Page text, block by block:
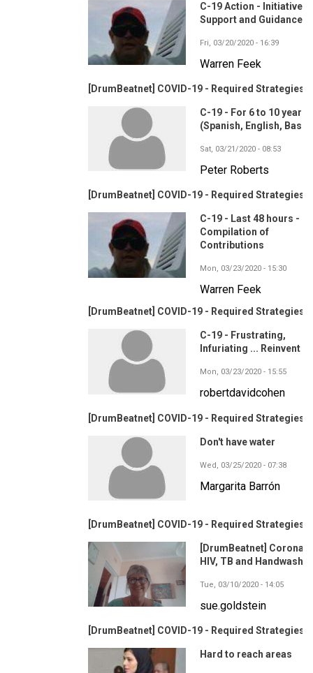
C-19 Action - Initiatives,
Support and Guidance
Fri, 03/20/2020 - 16:39
Warren Feek
[DrumBeatnet] COVID-19 - Required Strategies?
C-19 - For 6 to 10 year
(Spanish, English,
Sat, 03/21/2020 - 08:53
Peter Roberts
[DrumBeatnet] COVID-19 - Required Strategies?
C-19 - Last 48 hours -
Compilation of
Contributions
Mon, 03/23/2020 - 15:30
Warren Feek
[DrumBeatnet] COVID-19 - Required Strategies?
C-19 - Frustrating,
Infuriating ... Reinvent
Mon, 03/23/2020 - 15:55
robertdavidcohen
[DrumBeatnet] COVID-19 - Required Strategies?
Don't have water
Wed, 03/25/2020 - 07:38
Margarita Barrón
[DrumBeatnet] COVID-19 - Required Strategies?
[DrumBeatnet] Corona,
HIV, TB and
Tue, 03/10/2020 - 14:05
sue.goldstein
[DrumBeatnet] COVID-19 - Required Strategies?
Hard to reach areas